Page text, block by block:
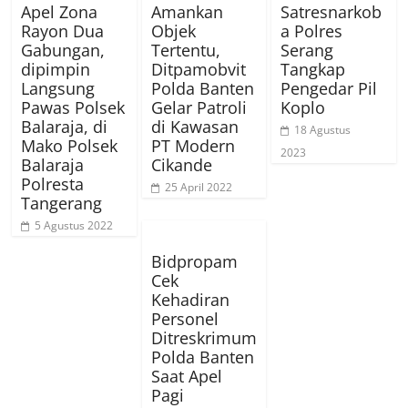
Apel Zona
Rayon Dua
Gabungan,
dipimpin
Langsung
Pawas Polsek
Balaraja, di
Mako Polsek
Balaraja
Polresta
Tangerang
5 Agustus 2022
Amankan
Objek
Tertentu,
Ditpamobvit
Polda Banten
Gelar Patroli
di Kawasan
PT Modern
Cikande
25 April 2022
Satresnarkob
a Polres
Serang
Tangkap
Pengedar Pil
Koplo
18 Agustus
2023
Bidpropam
Cek
Kehadiran
Personel
Ditreskrimum
Polda Banten
Saat Apel
Pagi